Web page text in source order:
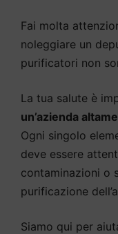
Fai molta
noleggiare un
purificatori non
La tua salute è
un’azienda
Ogni singolo
deve essere
contaminazioni o
purificazione
Siamo qui per